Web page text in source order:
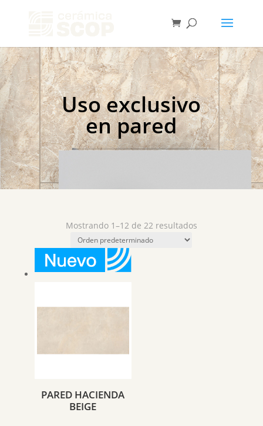
Uso exclusivo
en pared
Mostrando 1–12 de 22 resultados
PARED HACIENDA
BEIGE